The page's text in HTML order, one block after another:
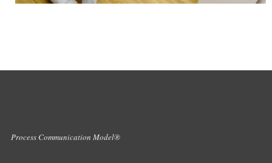
Process Communication Model®